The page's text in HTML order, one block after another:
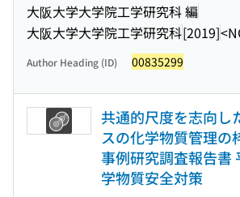
大阪大学大学院工学研究科 編
大阪大学大学院工学研究科[2019]
Author Heading (ID) 00835299
共通的尺度を志向し
スの化学物質管理の
事例研究調査報告書
学物質安全対策